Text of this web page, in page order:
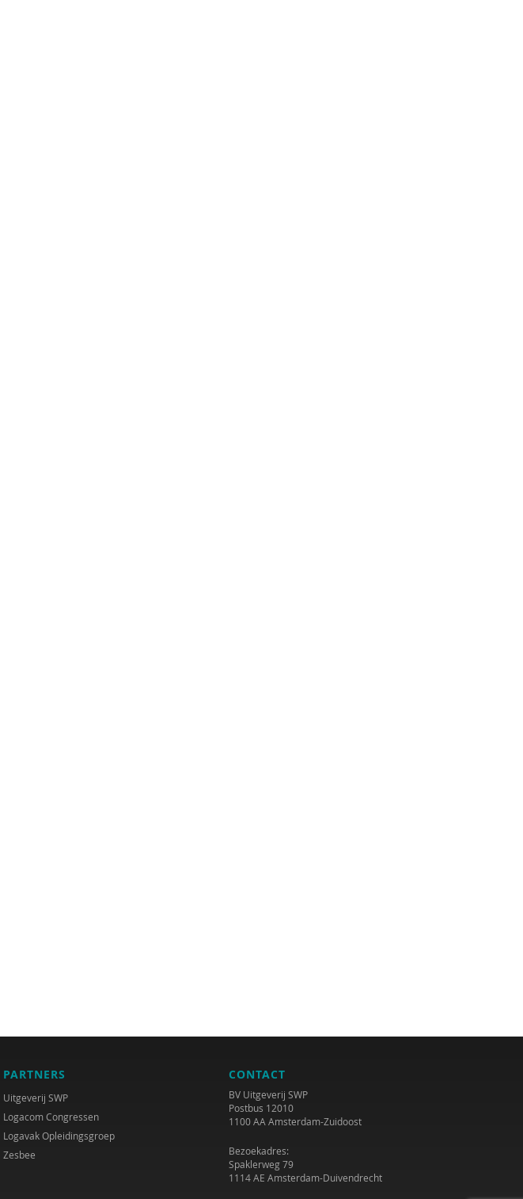
PARTNERS
Uitgeverij SWP
Logacom Congressen
Logavak Opleidingsgroep
Zesbee
CONTACT
BV Uitgeverij SWP
Postbus 12010
1100 AA Amsterdam-Zuidoost
Bezoekadres:
Spaklerweg 79
1114 AE Amsterdam-Duivendrecht